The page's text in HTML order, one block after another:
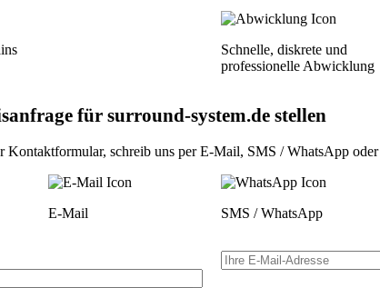
Schnelle, diskrete und
professionelle Abwicklung
für surround-system.de stellen
Kontaktformular, schreib uns perE-Mail, SMS / WhatsApp oder
E-Mail SMS / WhatsApp